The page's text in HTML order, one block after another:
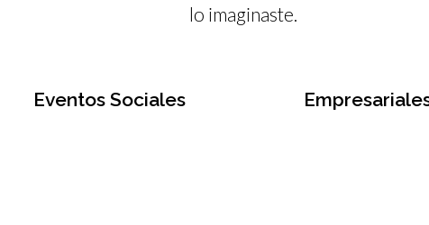
lo imaginaste.
Eventos Sociales